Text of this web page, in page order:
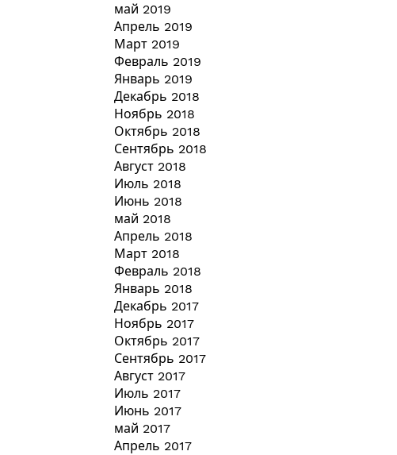
май 2019
Апрель 2019
Март 2019
Февраль 2019
Январь 2019
Декабрь 2018
Ноябрь 2018
Октябрь 2018
Сентябрь 2018
Август 2018
Июль 2018
Июнь 2018
май 2018
Апрель 2018
Март 2018
Февраль 2018
Январь 2018
Декабрь 2017
Ноябрь 2017
Октябрь 2017
Сентябрь 2017
Август 2017
Июль 2017
Июнь 2017
май 2017
Апрель 2017